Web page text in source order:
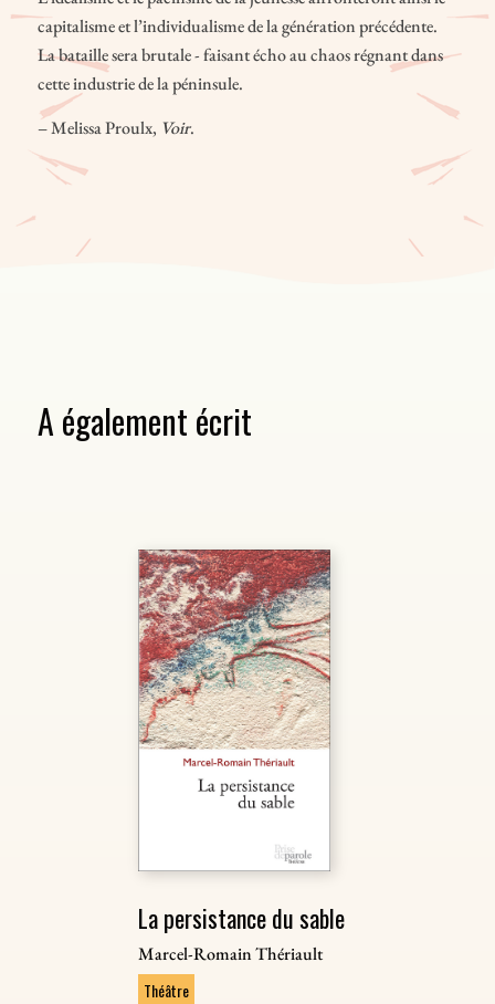
capitalisme et l’individualisme de la génération précédente.
La bataille sera brutale - faisant écho au chaos régnant dans
cette industrie de la péninsule.
– Melissa Proulx, Voir.
A également écrit
La persistance du sable
Marcel-Romain Thériault
Théâtre